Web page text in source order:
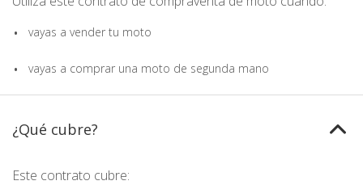
vayas a vender tu moto
vayas a comprar una moto de segunda mano
¿Qué cubre?
Este contrato cubre: